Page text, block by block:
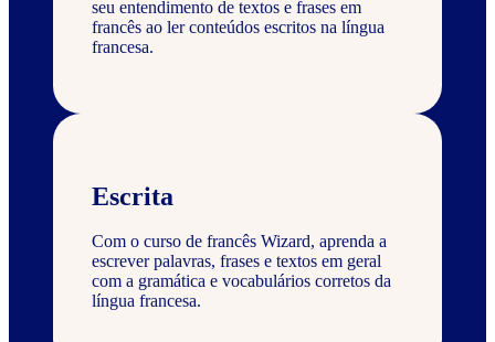
seu entendimento de textos e frases em
francês ao ler conteúdos escritos na língua
francesa.
Escrita
Com o curso de francês Wizard, aprenda a
escrever palavras, frases e textos em geral
com a gramática e vocabulários corretos da
língua francesa.